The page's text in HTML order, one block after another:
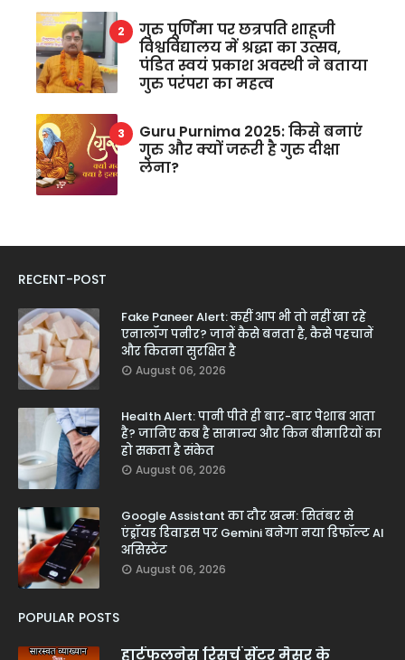
गुरु पूर्णिमा पर छत्रपति शाहूजी
विश्वविद्यालय में श्रद्धा का उत्सव,
पंडित स्वयं प्रकाश अवस्थी ने बताया
गुरु परंपरा का महत्व
Guru Purnima 2025: किसे बनाएं
गुरु और क्यों जरूरी है गुरु दीक्षा
लेना?
RECENT-POST
Fake Paneer Alert: कहीं आप भी तो नहीं खा रहे
एनालॉग पनीर? जानें कैसे बनता है, कैसे पहचानें
और कितना सुरक्षित है
August 06, 2026
Health Alert: पानी पीते ही बार-बार पेशाब आता
है? जानिए कब है सामान्य और किन बीमारियों का
हो सकता है संकेत
August 06, 2026
Google Assistant का दौर खत्म: सितंबर से
एंड्रॉयड डिवाइस पर Gemini बनेगा नया डिफॉल्ट AI
असिस्टेंट
August 06, 2026
POPULAR POSTS
हार्टफुलनेस रिसर्च सेंटर मैसूर के